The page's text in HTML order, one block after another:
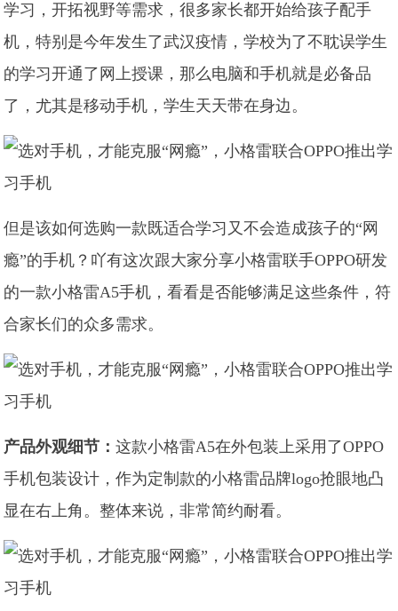
学习，开拓视野等需求，很多家长都开始给孩子配手
机，特别是今年发生了武汉疫情，学校为了不耽误学生
的学习开通了网上授课，那么电脑和手机就是必备品
了，尤其是移动手机，学生天天带在身边。
但是该如何选购一款既适合学习又不会造成孩子的“网
瘾”的手机？吖有这次跟大家分享小格雷联手OPPO研发
的一款小格雷A5手机，看看是否能够满足这些条件，符
合家长们的众多需求。
产品外观细节：这款小格雷A5在外包装上采用了OPPO
手机包装设计，作为定制款的小格雷品牌logo抢眼地凸
显在右上角。整体来说，非常简约耐看。